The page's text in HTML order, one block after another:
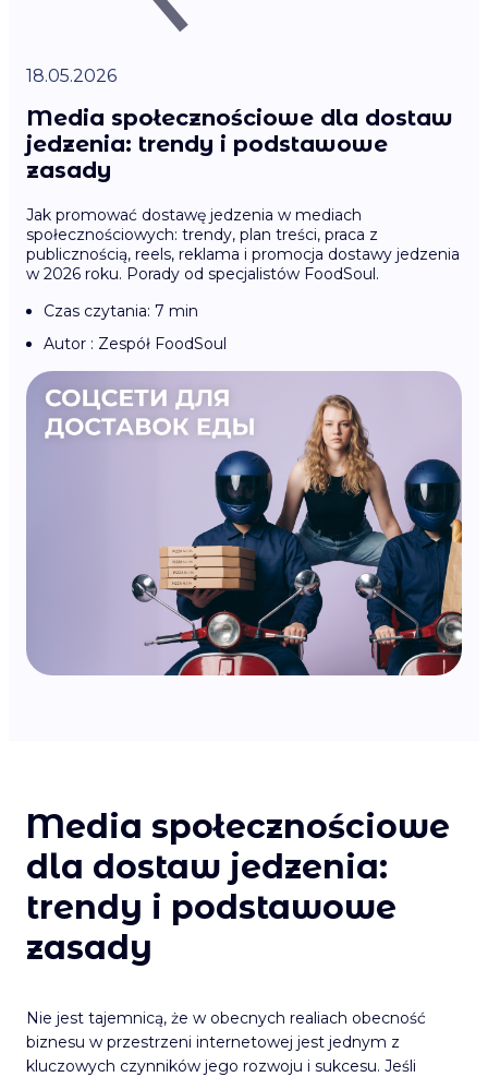
18.05.2026
Media społecznościowe dla dostaw
jedzenia: trendy i podstawowe
zasady
Jak promować dostawę jedzenia w mediach
społecznościowych: trendy, plan treści, praca z
publicznością, reels, reklama i promocja dostawy jedzenia
w 2026 roku. Porady od specjalistów FoodSoul.
Czas czytania: 7 min
Autor : Zespół FoodSoul
Media społecznościowe
dla dostaw jedzenia:
trendy i podstawowe
zasady
Nie jest tajemnicą, że w obecnych realiach obecność
biznesu w przestrzeni internetowej jest jednym z
kluczowych czynników jego rozwoju i sukcesu. Jeśli